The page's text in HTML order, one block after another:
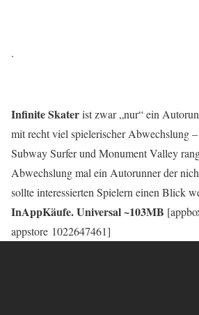
.
Infinite Skaterist zwar „nur“ ein
mit recht viel spielerischer Abwechslung
Subway Surfer und Monument Valley
Abwechslung mal ein Autorunner der
sollte interessierten Spielern einen Blick
InAppKäufe. Universal ~103MB
appstore 1022647461]